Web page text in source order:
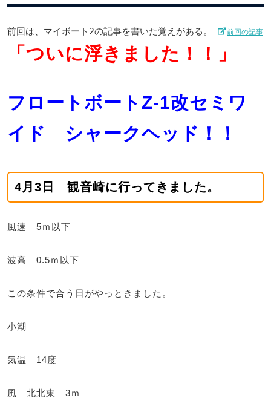
前回は、マイボート2の記事を書いた覚えがある。 前回の記事
「ついに浮きました！！」
フロートボートZ-1改セミワ
イド シャークヘッド！！
4月3日 観音崎に行ってきました。
風速 5ｍ以下
波高 0.5ｍ以下
この条件で合う日がやっときました。
小潮
気温 14度
風 北北東 3ｍ